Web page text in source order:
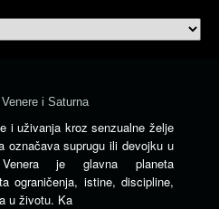
i Saturna
i uživanja kroz senzualne želje
označava suprugu ili devojku u
Venera je glavna planeta
ograničenja, istine, discipline,
u životu. Ka